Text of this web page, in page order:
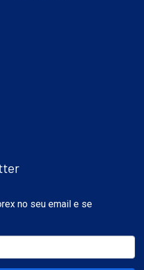
no seu email e se